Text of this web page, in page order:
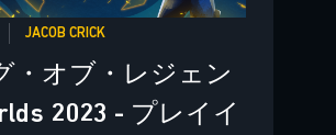
JACOB CRICK
・オブ・レジェン
2023 - プレイイ